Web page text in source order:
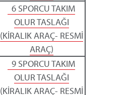
6 SPORCU TAKIM
OLUR TASLAĞI
(KİRALIK ARAÇ- RESMİ
ARAÇ)
9 SPORCU TAKIM
OLUR TASLAĞI
(KİRALIK ARAÇ- RESMİ